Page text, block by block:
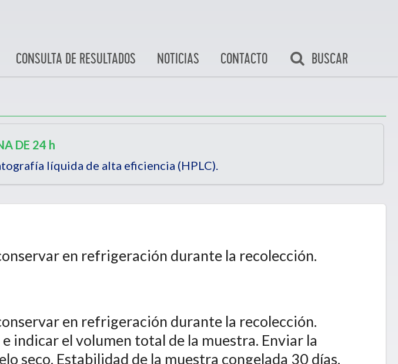
CONSULTA DE RESULTADOS NOTICIAS CONTACTO BUSCAR
DE 24 h
líquida de alta eficiencia (HPLC).
en refrigeración durante la recolección.
en refrigeración durante la recolección.
indicar el volumen total de la muestra. Enviar la
seco. Estabilidad de la muestra congelada 30 días.